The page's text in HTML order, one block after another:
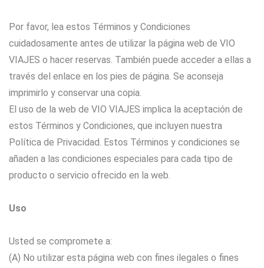
Por favor, lea estos Términos y Condiciones
cuidadosamente antes de utilizar la página web de VIO
VIAJES o hacer reservas. También puede acceder a ellas a
través del enlace en los pies de página. Se aconseja
imprimirlo y conservar una copia.
El uso de la web de VIO VIAJES implica la aceptación de
estos Términos y Condiciones, que incluyen nuestra
Política de Privacidad. Estos Términos y condiciones se
añaden a las condiciones especiales para cada tipo de
producto o servicio ofrecido en la web.
Uso
Usted se compromete a:
(A) No utilizar esta página web con fines ilegales o fines